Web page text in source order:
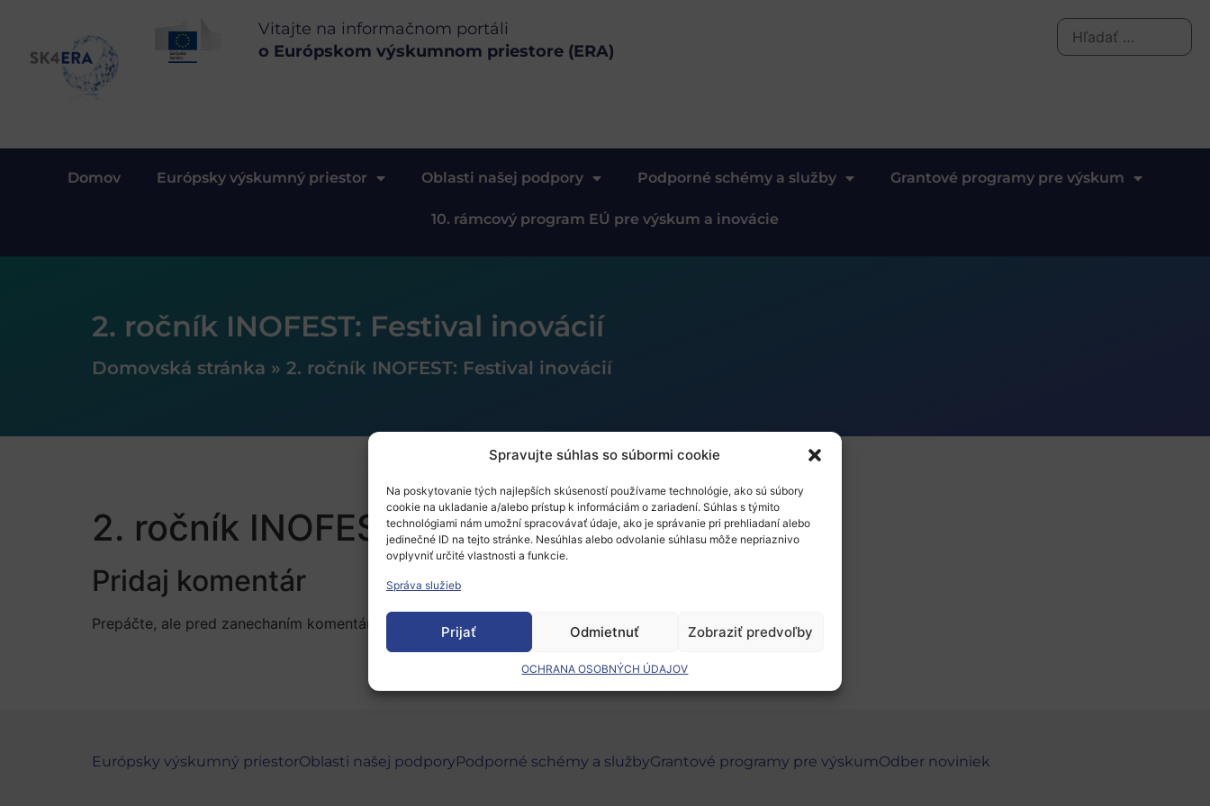
Spravujte súhlas so súbormi cookie
Na poskytovanie tých najlepších skúseností používame technológie, ako sú súbory
cookie na ukladanie a/alebo prístup k informáciám o zariadení. Súhlas s týmito
technológiami nám umožní spracovávať údaje, ako je správanie pri prehliadaní alebo
jedinečné ID na tejto stránke. Nesúhlas alebo odvolanie súhlasu môže nepriaznivo
ovplyvniť určité vlastnosti a funkcie.
Správa služieb
Prijať Odmietnuť Zobraziť predvoľby
OCHRANA OSOBNÝCH ÚDAJOV
Vitajte na informačnom portáli
o Európskom výskumnom priestore (ERA)
Domov Európsky výskumný priestor Oblasti našej podpory Podporné schémy a služby Grantové programy pre výskum
10. rámcový program EÚ pre výskum a inovácie
2. ročník INOFEST: Festival inovácií
Domovská stránka » 2. ročník INOFEST: Festival inovácií
2. ročník INOFEST: Festival inovácií
Pridaj komentár
Prepáčte, ale pred zanechaním komentára sa musíte prihlásiť
Európsky výskumný priestorOblasti našej podporyPodporné schémy a službyGrantové programy pre výskumOdber noviniek